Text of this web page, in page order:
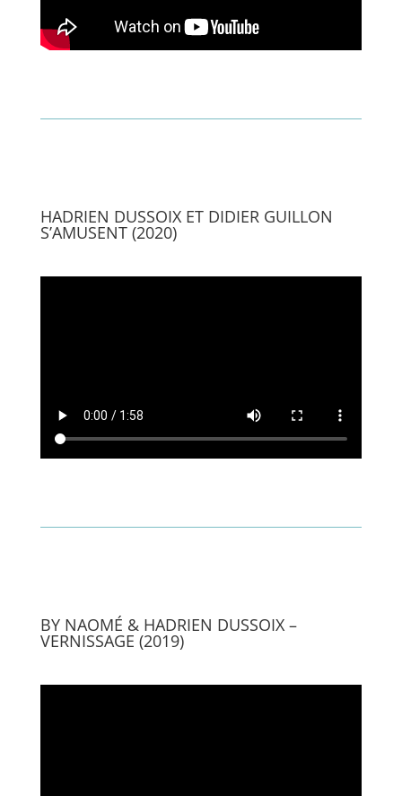
HADRIEN DUSSOIX ET DIDIER GUILLON
S’AMUSENT (2020)
BY NAOMÉ & HADRIEN DUSSOIX –
VERNISSAGE (2019)